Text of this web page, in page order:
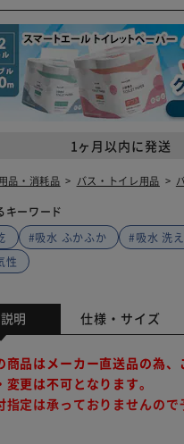
1ヶ月以内に発送
品・消耗品 バス・トイレ用品
キーワード
#吸水 ふかふか #吸水 洗
性
明 仕様・サイズ
品はメーカー直送品の為、
変更は不可となります。
指定は承っておりませんので